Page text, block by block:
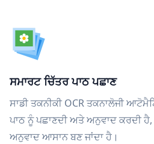
ਸਮਾਰਟ ਚਿੱਤਰ ਪਾਠ ਪਛਾਣ
ਸਾਡੀ ਤਕਨੀਕੀ OCR ਤਕਨਾਲੋਜੀ
ਪਾਠ ਨੂੰ ਪਛਾਣਦੀ ਅਤੇ ਅਨੁਵਾਦ ਕਰਦੀ ਹੈ,
ਅਨੁਵਾਦ ਆਸਾਨ ਬਣ ਜਾਂਦਾ ਹੈ।